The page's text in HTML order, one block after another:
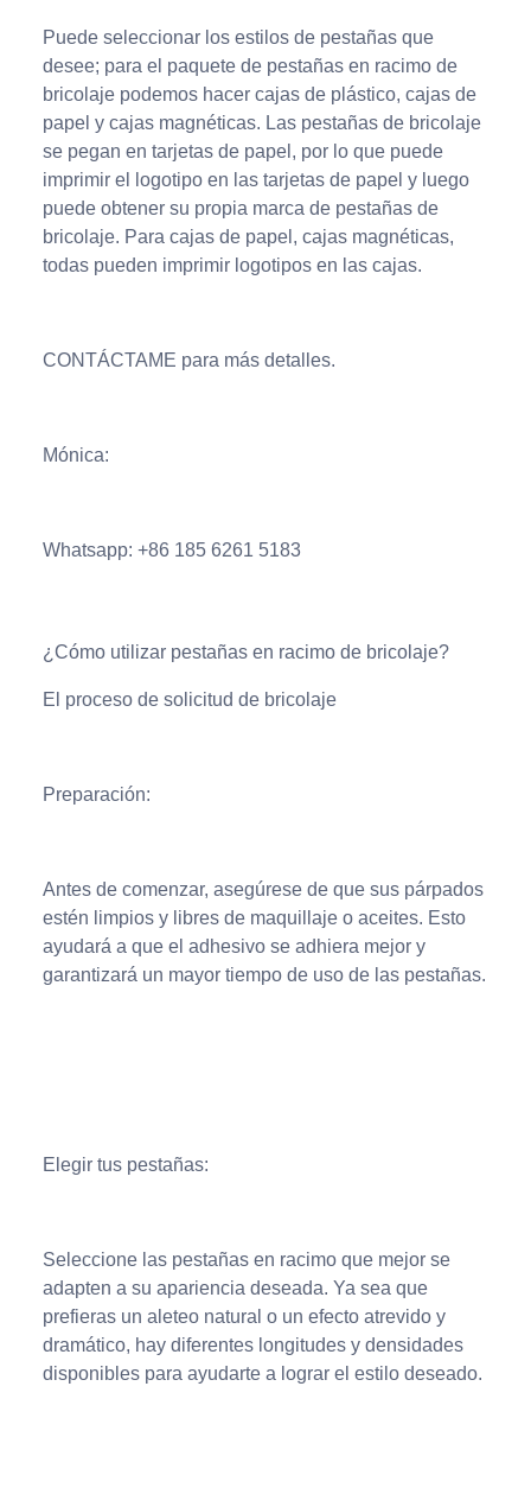
Puede seleccionar los estilos de pestañas que
desee; para el paquete de pestañas en racimo de
bricolaje podemos hacer cajas de plástico, cajas de
papel y cajas magnéticas. Las pestañas de bricolaje
se pegan en tarjetas de papel, por lo que puede
imprimir el logotipo en las tarjetas de papel y luego
puede obtener su propia marca de pestañas de
bricolaje. Para cajas de papel, cajas magnéticas,
todas pueden imprimir logotipos en las cajas.
CONTÁCTAME para más detalles.
Mónica:
Whatsapp: +86 185 6261 5183
¿Cómo utilizar pestañas en racimo de bricolaje?
El proceso de solicitud de bricolaje
Preparación:
Antes de comenzar, asegúrese de que sus párpados
estén limpios y libres de maquillaje o aceites. Esto
ayudará a que el adhesivo se adhiera mejor y
garantizará un mayor tiempo de uso de las pestañas.
Elegir tus pestañas:
Seleccione las pestañas en racimo que mejor se
adapten a su apariencia deseada. Ya sea que
prefieras un aleteo natural o un efecto atrevido y
dramático, hay diferentes longitudes y densidades
disponibles para ayudarte a lograr el estilo deseado.